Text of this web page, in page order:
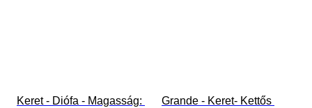
Keret - Diófa - Magasság:
Grande - Keret- Kettős